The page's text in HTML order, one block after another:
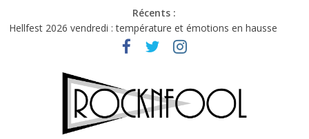
Récents :
Hellfest 2026 vendredi : température et émotions en hausse
Hellfest 2026 jeudi : impossible de choisir entre chaleur et bonne
Première édition du Midgard Festival : entre bière, métal et
Charlie Puth à l’Olympia : la leçon de pop du Professeur Puth
Jon Spencer & the HITmakers : coup de chaud au café Atlantik